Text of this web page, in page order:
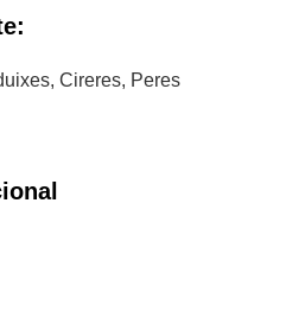
Cireres, Peres